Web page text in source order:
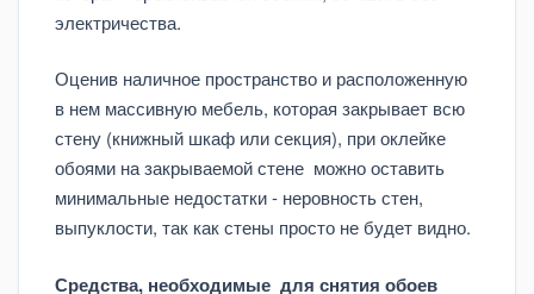
электричества.
Оценив наличное пространство и расположенную
в нем массивную мебель, которая закрывает всю
стену (книжный шкаф или секция), при оклейке
обоями на закрываемой стене можно оставить
минимальные недостатки - неровность стен,
выпуклости, так как стены просто не будет видно.
Средства, необходимые для снятия обоев